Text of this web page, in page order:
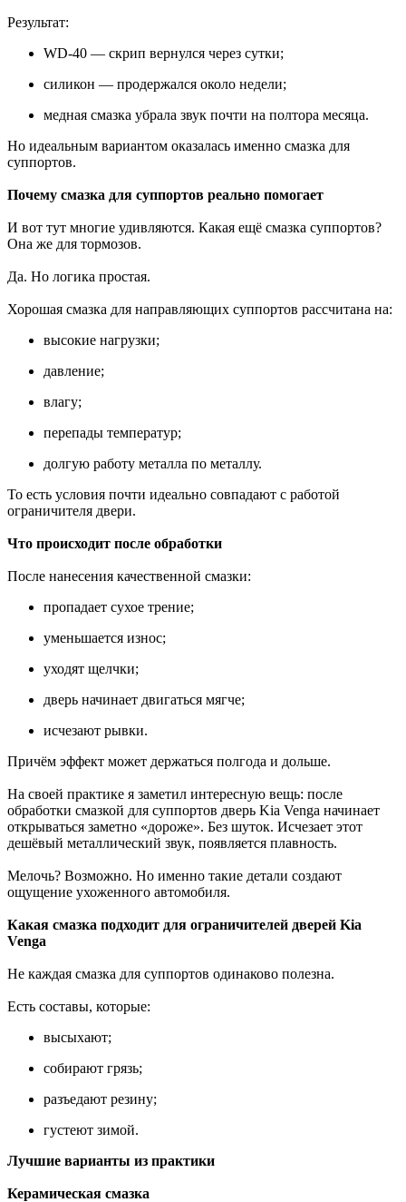
Результат:
WD-40 — скрип вернулся через сутки;
силикон — продержался около недели;
медная смазка убрала звук почти на полтора месяца.
Но идеальным вариантом оказалась именно смазка для
суппортов.
Почему смазка для суппортов реально помогает
И вот тут многие удивляются. Какая ещё смазка суппортов?
Она же для тормозов.
Да. Но логика простая.
Хорошая смазка для направляющих суппортов рассчитана на:
высокие нагрузки;
давление;
влагу;
перепады температур;
долгую работу металла по металлу.
То есть условия почти идеально совпадают с работой
ограничителя двери.
Что происходит после обработки
После нанесения качественной смазки:
пропадает сухое трение;
уменьшается износ;
уходят щелчки;
дверь начинает двигаться мягче;
исчезают рывки.
Причём эффект может держаться полгода и дольше.
На своей практике я заметил интересную вещь: после
обработки смазкой для суппортов дверь Kia Venga начинает
открываться заметно «дороже». Без шуток. Исчезает этот
дешёвый металлический звук, появляется плавность.
Мелочь? Возможно. Но именно такие детали создают
ощущение ухоженного автомобиля.
Какая смазка подходит для ограничителей дверей Kia
Venga
Не каждая смазка для суппортов одинаково полезна.
Есть составы, которые:
высыхают;
собирают грязь;
разъедают резину;
густеют зимой.
Лучшие варианты из практики
Керамическая смазка